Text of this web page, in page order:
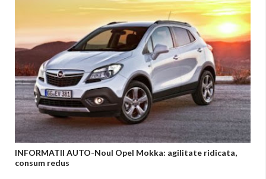
INFORMATII AUTO-Noul Opel Mokka: agilitate ridicata,
consum redus